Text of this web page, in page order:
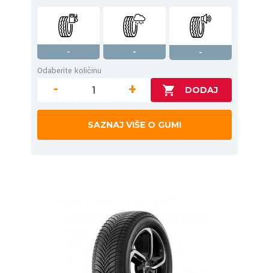
- -
-
Odaberite količinu
- +
SAZNAJ VIŠE O GUMI